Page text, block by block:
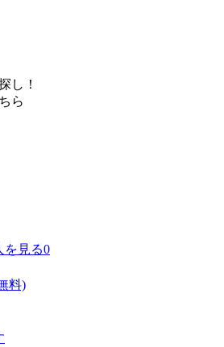
し！
ら
を見る0
料)